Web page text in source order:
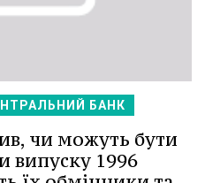
БАНК
чи можуть бути
випуску 1996